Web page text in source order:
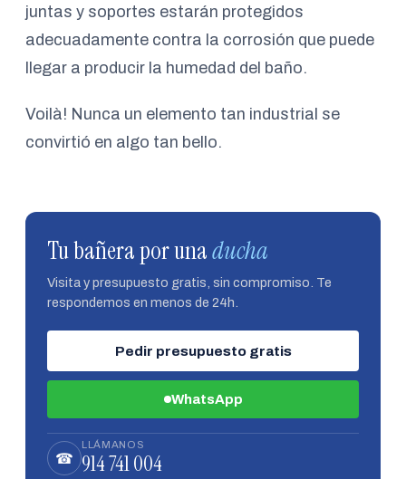
juntas y soportes estarán protegidos
adecuadamente contra la corrosión que puede
llegar a producir la humedad del baño.
Voilà! Nunca un elemento tan industrial se
convirtió en algo tan bello.
Tu bañera por unaducha
Visita y presupuesto gratis, sin compromiso. Te
respondemos en menos de 24h.
Pedir presupuesto gratis
WhatsApp
☎
LLÁMANOS
914 741 004